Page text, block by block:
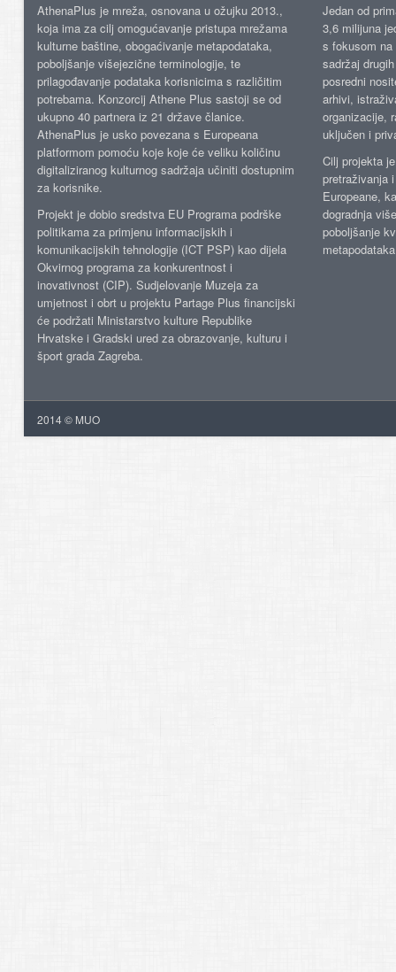
AthenaPlus je mreža, osnovana u ožujku 2013.,
koja ima za cilj omogućavanje pristupa mrežama
kulturne baštine, obogaćivanje metapodataka,
poboljšanje višejezične terminologije, te
prilagođavanje podataka korisnicima s različitim
potrebama. Konzorcij Athene Plus sastoji se od
ukupno 40 partnera iz 21 države članice.
AthenaPlus je usko povezana s Europeana
platformom pomoću koje koje će veliku količinu
digitaliziranog kulturnog sadržaja učiniti dostupnim
za korisnike.
Projekt je dobio sredstva EU Programa podrške
politikama za primjenu informacijskih i
komunikacijskih tehnologije (ICT PSP) kao dijela
Okvirnog programa za konkurentnost i
inovativnost (CIP). Sudjelovanje Muzeja za
umjetnost i obrt u projektu Partage Plus financijski
će podržati Ministarstvo kulture Republike
Hrvatske i Gradski ured za obrazovanje, kulturu i
šport grada Zagreba.
Jedan od
3,6 milijuna
s fokusom
sadržaj
posredni
arhivi,
organizacije,
uključen i
Cilj projekta
pretraživanja
Europeane,
dogradnja
poboljšanje
2014 © MUO